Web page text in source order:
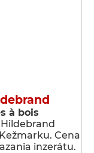
à bois
Cena
inzerátu.